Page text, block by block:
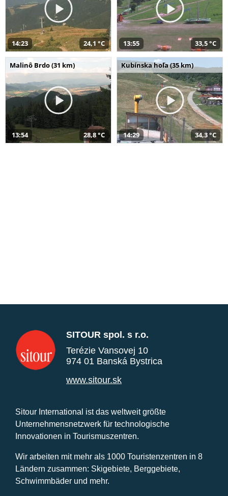
14:23 24,1 °C 13:55 33,5 °C
Malinô Brdo (31 km)
13:54 28,8 °C
Kubínska hoľa (35 km)
14:29 34,3 °C
SITOUR spol. s r.o.
Terézie Vansovej 10
974 01 Banská Bystrica
www.sitour.sk
Sitour International ist das weltweit größte
Unternehmensnetzwerk für technologische
Innovationen in Tourismuszentren.
Wir arbeiten mit mehr als 1000 Touristenzentren in 8
Ländern zusammen: Skigebiete, Berggebiete,
Schwimmbäder und mehr.